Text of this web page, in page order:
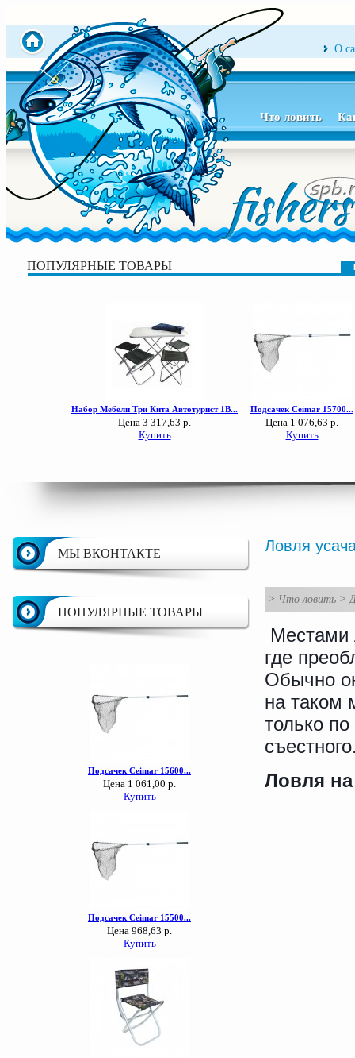
О
Что ловить
ПОПУЛЯРНЫЕ ТОВАРЫ
МЫ ВКОНТАКТЕ
ПОПУЛЯРНЫЕ ТОВАРЫ
Ловля
> Что ловить >
Местами
где
Обычно
на таком
только
Ловля